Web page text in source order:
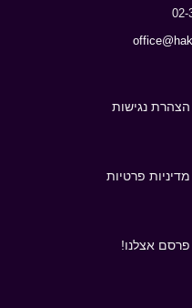
02-
הצהרת נגישות
מדיניות פרטיות
פרסם אצלנו!